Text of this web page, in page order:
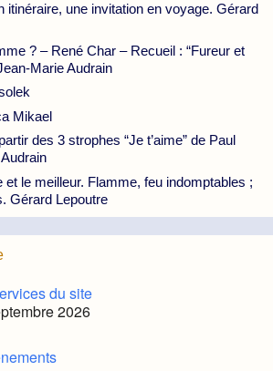
itinéraire, une invitation en voyage. Gérard
? – René Char – Recueil : “Fureur et
Marie Audrain
Mikael
des 3 strophes “Je t’aime” de Paul
et le meilleur. Flamme, feu indomptables ;
Gérard Lepoutre
du site
2026